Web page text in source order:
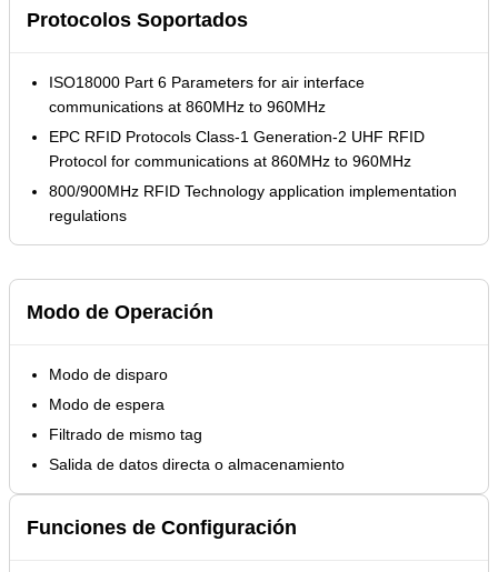
Protocolos Soportados
ISO18000 Part 6 Parameters for air interface
communications at 860MHz to 960MHz
EPC RFID Protocols Class-1 Generation-2 UHF RFID
Protocol for communications at 860MHz to 960MHz
800/900MHz RFID Technology application implementation
regulations
Modo de Operación
Modo de disparo
Modo de espera
Filtrado de mismo tag
Salida de datos directa o almacenamiento
Funciones de Configuración